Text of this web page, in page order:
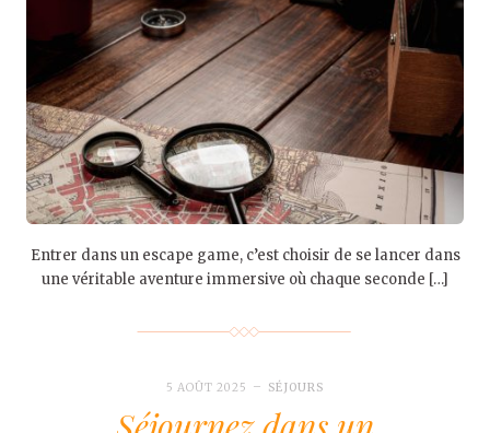
Entrer dans un escape game, c’est choisir de se lancer dans
une véritable aventure immersive où chaque seconde […]
5 AOÛT 2025 SÉJOURS